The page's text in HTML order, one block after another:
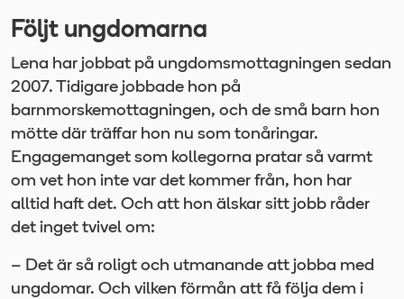
Följt ungdomarna
Lena har jobbat på ungdomsmottagningen sedan
2007. Tidigare jobbade hon på
barnmorskemottagningen, och de små barn hon
mötte där träffar hon nu som tonåringar.
Engagemanget som kollegorna pratar så varmt
om vet hon inte var det kommer från, hon har
alltid haft det. Och att hon älskar sitt jobb råder
det inget tvivel om:
– Det är så roligt och utmanande att jobba med
ungdomar. Och vilken förmån att få följa dem i